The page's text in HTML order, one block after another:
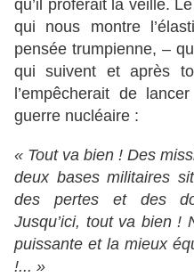
qu’il proférait la veille.
qui nous montre
pensée trumpienne, –
qui suivent et après
l’empêcherait de
guerre nucléaire :
« Tout va bien ! Des
deux bases militaires
des pertes et des
Jusqu’ici, tout va bien !
puissante et la mieux
!... »